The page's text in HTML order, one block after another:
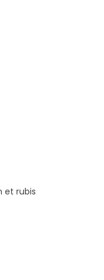
et rubis